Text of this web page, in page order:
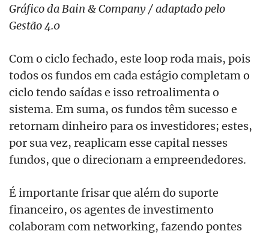
Gráfico da Bain & Company / adaptado pelo
Gestão 4.0
Com o ciclo fechado, este loop roda mais, pois
todos os fundos em cada estágio completam o
ciclo tendo saídas e isso retroalimenta o
sistema. Em suma, os fundos têm sucesso e
retornam dinheiro para os investidores; estes,
por sua vez, reaplicam esse capital nesses
fundos, que o direcionam a empreendedores.
É importante frisar que além do suporte
financeiro, os agentes de investimento
colaboram com networking, fazendo pontes